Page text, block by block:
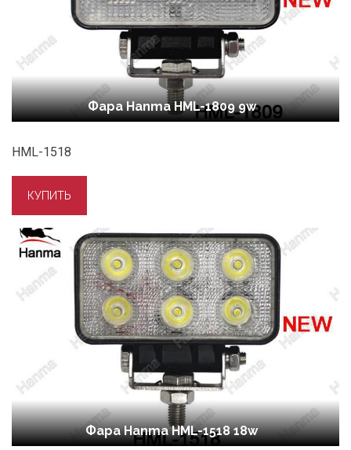
Фара Hanma HML-1809 9w
HML-1518
Фара Hanma HML-1518 18w